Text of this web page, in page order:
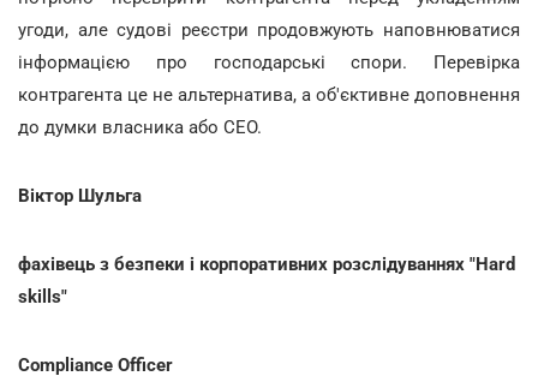
угоди, але судові реєстри продовжують наповнюватися
інформацією про господарські спори. Перевірка
контрагента це не альтернатива, а об'єктивне доповнення
до думки власника або СЕО.
Віктор Шульга
фахівець з безпеки і корпоративних розслідуваннях "Hard
skills"
Compliance Officer